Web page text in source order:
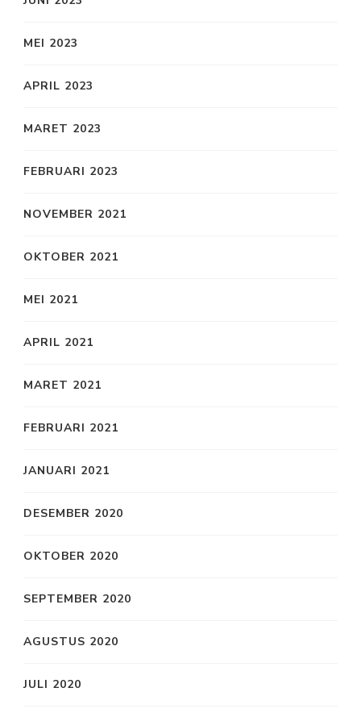
MEI 2023
APRIL 2023
MARET 2023
FEBRUARI 2023
NOVEMBER 2021
OKTOBER 2021
MEI 2021
APRIL 2021
MARET 2021
FEBRUARI 2021
JANUARI 2021
DESEMBER 2020
OKTOBER 2020
SEPTEMBER 2020
AGUSTUS 2020
JULI 2020